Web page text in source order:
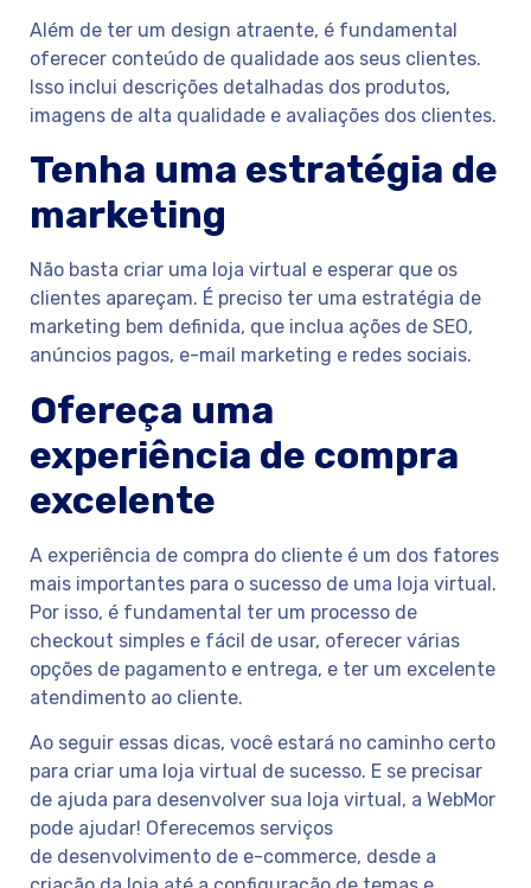
Além de ter um design atraente, é fundamental
oferecer conteúdo de qualidade aos seus clientes.
Isso inclui descrições detalhadas dos produtos,
imagens de alta qualidade e avaliações dos clientes.
Tenha uma estratégia de
marketing
Não basta criar uma loja virtual e esperar que os
clientes apareçam. É preciso ter uma estratégia de
marketing bem definida, que inclua ações de SEO,
anúncios pagos, e-mail marketing e redes sociais.
Ofereça uma
experiência de compra
excelente
A experiência de compra do cliente é um dos fatores
mais importantes para o sucesso de uma loja virtual.
Por isso, é fundamental ter um processo de
checkout simples e fácil de usar, oferecer várias
opções de pagamento e entrega, e ter um excelente
atendimento ao cliente.
Ao seguir essas dicas, você estará no caminho certo
para criar uma loja virtual de sucesso. E se precisar
de ajuda para desenvolver sua loja virtual, a WebMor
pode ajudar! Oferecemos serviços
de desenvolvimento de e-commerce, desde a